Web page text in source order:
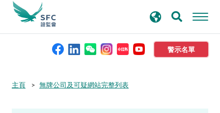
警示名單
本會簡介
尋
主頁 無牌公司及可疑網站完整列表